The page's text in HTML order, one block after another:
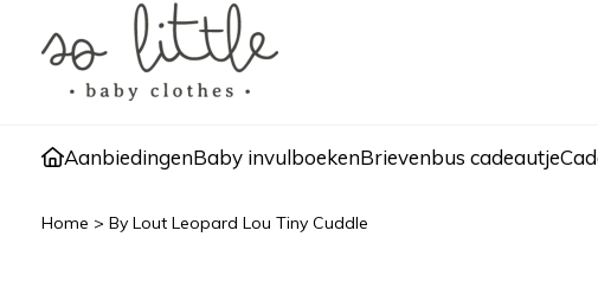
AanbiedingenBaby invulboekenBrievenbus cadeautje
Home > By Lout Leopard Lou Tiny Cuddle